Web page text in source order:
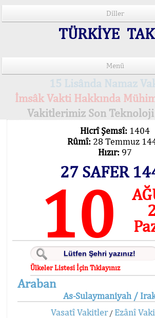
Diller
TÜRKİYE
Menü
15 Lisânda Namaz
İmsâk Vakti Hakkında
Vakitlerimiz Son Teknoloji
Hicrî Şemsî: 1404
Rûmî: 28 Temmuz
Hızır: 97
27 SAFER
10
Ülkeler Listesi İçin Tıklayınız
Araban
As-Sulaymaniyah /
Vasatî Vakitler/ Ezânî